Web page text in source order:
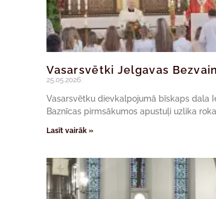
Vasarsvētki Jelgavas
25.05.2026.
Vasarsvētku dievkalpojumā bīskaps dala
Baznīcas pirmsākumos apustuļi uzlika
Lasīt vairāk »